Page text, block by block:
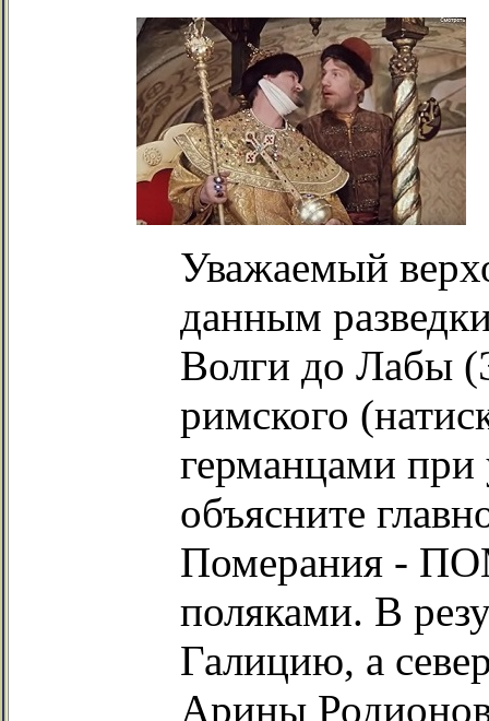
Уважаемый
данным
Волги до Лабы
римского
германцами при
объясните
Померания -
поляками. В
Галицию, а
Арины